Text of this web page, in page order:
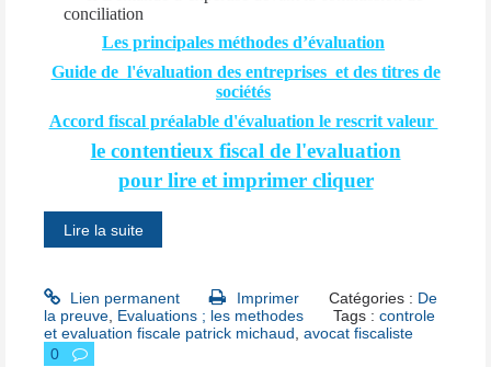
conciliation
Les principales méthodes d’évaluation
Guide de l'évaluation desentreprises et des titres de
sociétés
Accord fiscal préalable d'évaluation le rescrit valeur
le contentieux fiscal de l'evaluation
pour lire et imprimer cliquer
Lire la suite
Lien permanent Imprimer Catégories : De
la preuve, Evaluations ; les methodes Tags :controle
et evaluation fiscale patrick michaud, avocat fiscaliste
0